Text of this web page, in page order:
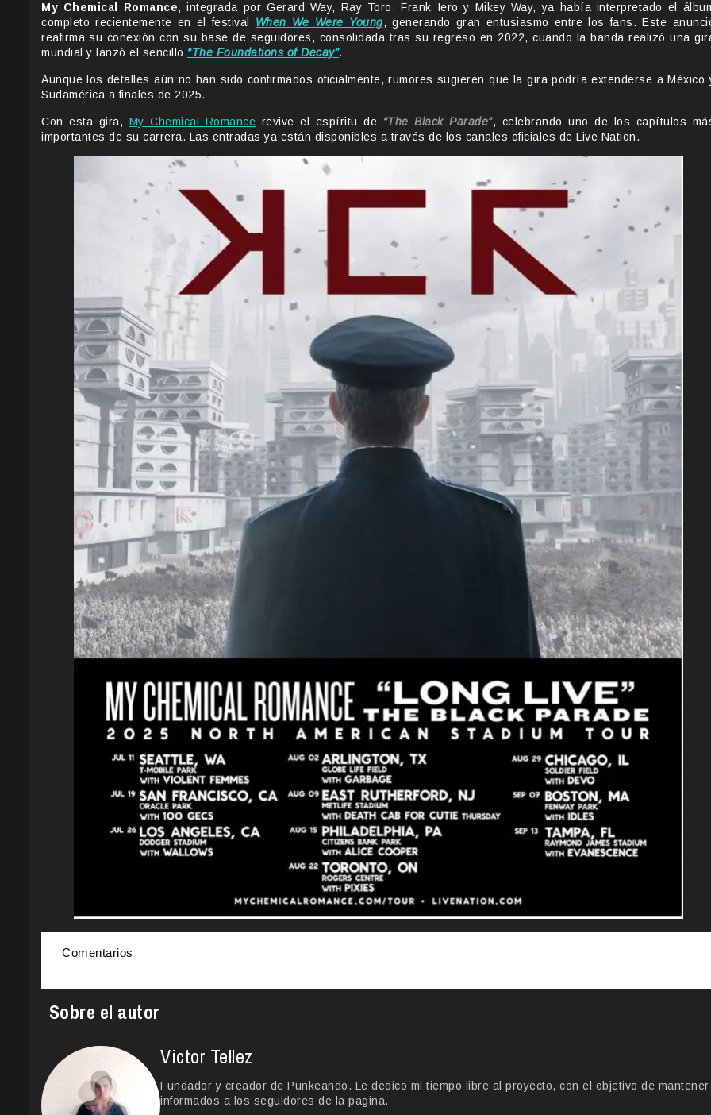
My Chemical Romance, integrada por Gerard Way, Ray Toro, Frank Iero y Mikey Way, ya había interpretado el
completo recientemente en el festival When We Were Young, generando gran entusiasmo entre los fans. Este
reafirma su conexión con su base de seguidores, consolidada tras su regreso en 2022, cuando la banda realizó una
mundial y lanzó el sencillo “The Foundations of Decay”.
Aunque los detalles aún no han sido confirmados oficialmente, rumores sugieren que la gira podría extenderse a México
Sudamérica a finales de 2025.
Con esta gira, My Chemical Romance revive el espíritu de “The Black Parade”, celebrando uno de los capítulos
importantes de su carrera. Las entradas ya están disponibles a través de los canales oficiales de Live Nation.
Comentarios
Sobre el autor
Victor Tellez
Fundador y creador de Punkeando. Le dedico mi tiempo libre al proyecto, con el objetivo de mantener
informados a los seguidores de la pagina.